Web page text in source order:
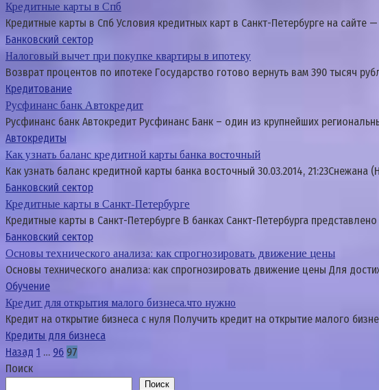
Кредитные карты в Спб
Кредитные карты в Спб Условия кредитных карт в Санкт-Петербурге на сайте
Банковский сектор
Налоговый вычет при покупке квартиры в ипотеку
Возврат процентов по ипотеке Гocyдapcтвo гoтoвo вepнyть вaм 390 тыcяч
Кредитование
Русфинанс банк Автокредит
Русфинанс банк Автокредит Русфинанс Банк – один из крупнейших
Автокредиты
Как узнать баланс кредитной карты банка восточный
Как узнать баланс кредитной карты банка восточный 30.03.2014, 21:23Снежана
Банковский сектор
Кредитные карты в Санкт-Петербурге
Кредитные карты в Санкт-Петербурге В банках Санкт-Петербурга
Банковский сектор
Основы технического анализа: как спрогнозировать движение цены
Основы технического анализа: как спрогнозировать движение цены Для
Обучение
Кредит для открытия малого бизнеса.что нужно
Кредит на открытие бизнеса с нуля Получить кредит на открытие малого
Кредиты для бизнеса
Пагинация
записей
Назад 1 … 96 97
Поиск
Поиск